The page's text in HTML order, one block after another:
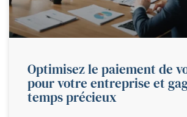
Optimisez le paiement de
pour votre entreprise et
temps précieux